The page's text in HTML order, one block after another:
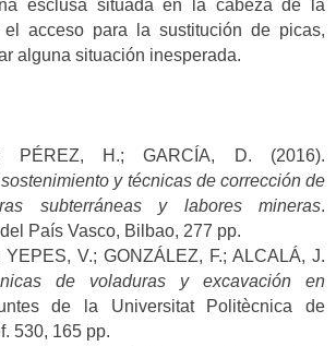
esclusa situada en la cabeza de la
el acceso para la sustitución de picas,
alguna situación inesperada.
PÉREZ, H.; GARCÍA, D. (2016).
y técnicas de corrección de
subterráneas y labores mineras.
País Vasco, Bilbao, 277 pp.
YEPES, V.; GONZÁLEZ, F.; ALCALÁ, J.
de voladuras y excavación en
de la Universitat Politècnica de
530, 165 pp.